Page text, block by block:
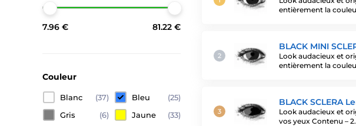
entièrement la
BLACK MINI
Look audacieux et
entièrement la
BLACK SCLERA
Look audacieux et
vos yeux Contenu –
7.96 € 81.22 €
Couleur
Blanc (37) Bleu
(25)
Gris
(6) Jaune
(33)